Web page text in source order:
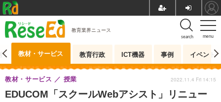
menu
search
教育業界ニュース
教材・サービス 教育行政 ICT機器 事例 イベント
EDUCOM「スクールWebアシスト」リニュー
教材・サービス 授業 2022.11.4 Fri 14:15